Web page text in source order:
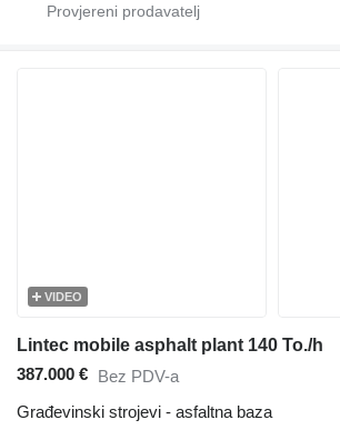
VIDEO
Lintec mobile asphalt plant 140 To./h
387.000 € Bez PDV-a
Građevinski strojevi - asfaltna baza